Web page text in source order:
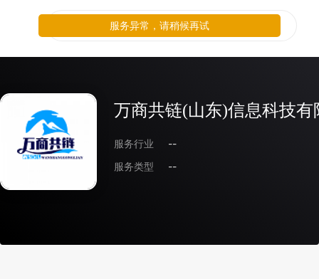
万商共链(山东)信息科技有
服务行业
--
服务类型
--
服务异常，请稍候再试